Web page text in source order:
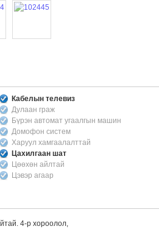
Кабелын телевиз
Дулаан граж
Бүрэн автомат угаалгын машин
Домофон систем
Харуул хамгаалалттай
Цахилгаан шат
Цөөхөн айлтай
Цэвэр агаар
4-р хороолол,